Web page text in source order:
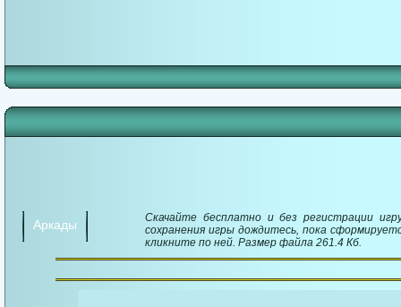
Аркады
Скачайте бесплатно и без регистрации
сохранения игры дождитесь, пока
кликните по ней. Размер файла 261.4 Кб.